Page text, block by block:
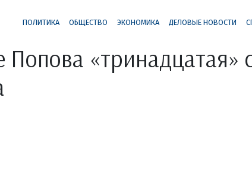
ПОЛИТИКА ОБЩЕСТВО ЭКОНОМИКА ДЕЛОВЫЕ НОВОСТИ
Попова «тринадцатая»